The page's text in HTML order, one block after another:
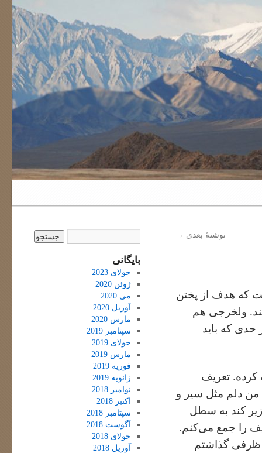
نوشتهٔ بعدی →
که هدف از پختن
ولخرجی هم
حدی که باید
تعریف
من دلم مثل سیر و
کند به سطل
را جمع می‌کنم.
ظرفی گذاشتم
بایگانی
جولای 2023
ژوئن 2020
می 2020
آوریل 2020
مارس 2020
سپتامبر 2019
جولای 2019
مارس 2019
فوریه 2019
ژانویه 2019
نوامبر 2018
اکتبر 2018
سپتامبر 2018
آگوست 2018
جولای 2018
آوریل 2018